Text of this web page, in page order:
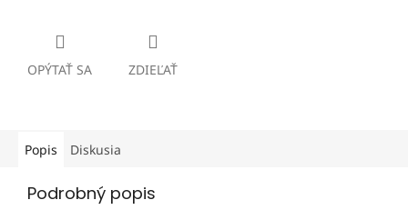
OPÝTAŤ SA ZDIEĽAŤ
Popis Diskusia
Podrobný popis